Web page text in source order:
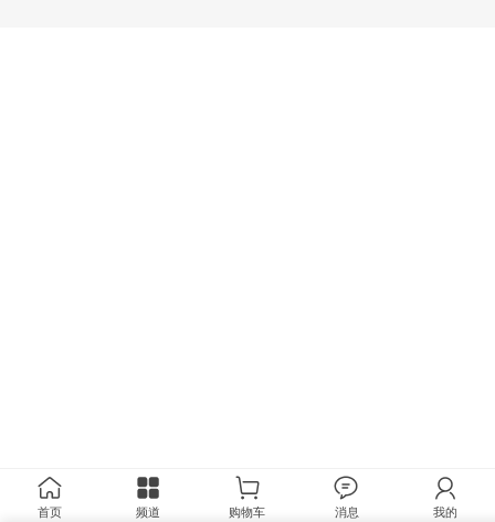
首页 频道 购物车 消息 我的